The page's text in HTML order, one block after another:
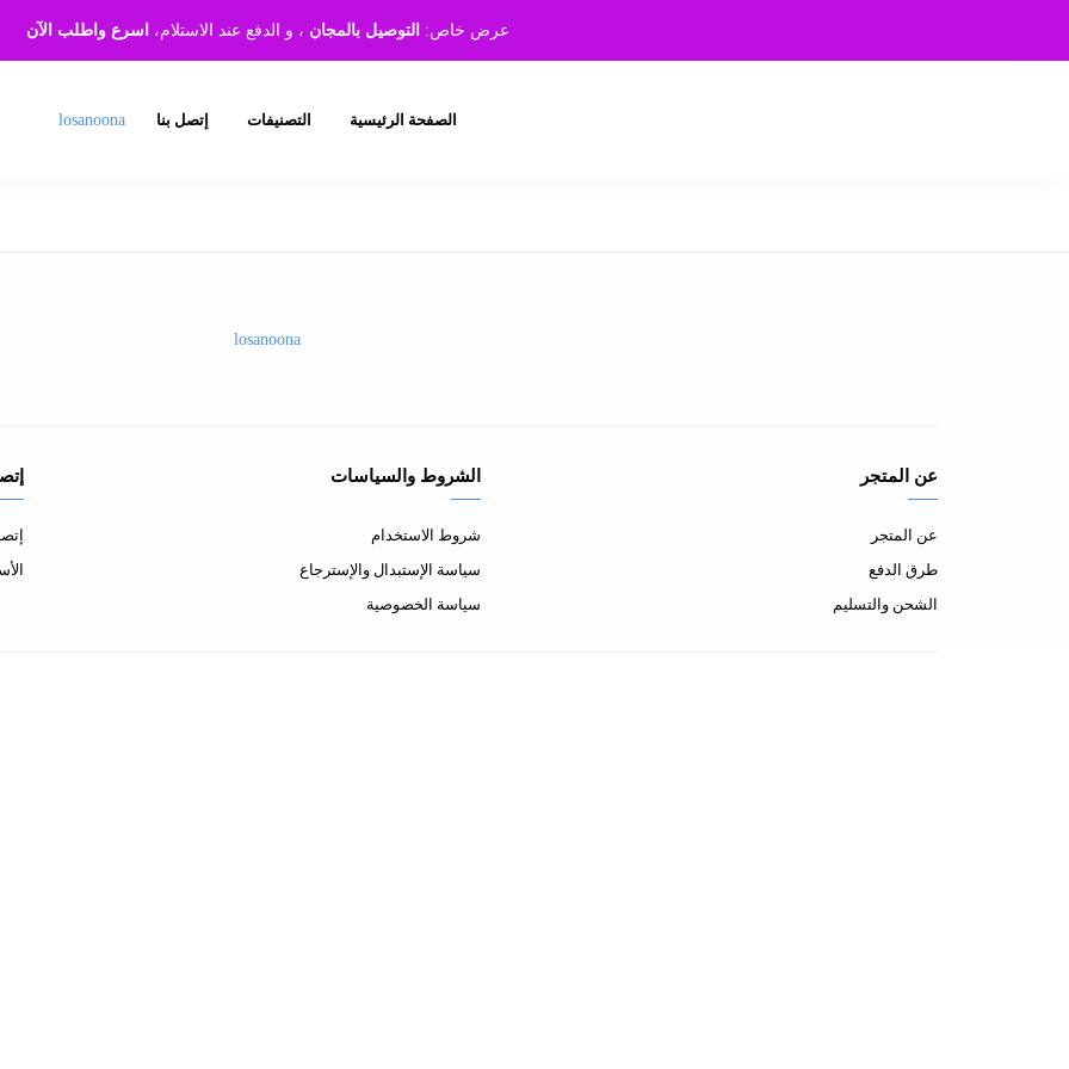
عرض خاص: التوصيل بالمجان ، و الدفع عند الاستلام، اسرع واطلب الآن
الصفحة الرئيسية التصنيفات إتصل بنا losanoona
losanoona
عن المتجر
عن المتجر
طرق الدفع
الشحن والتسليم
الشروط والسياسات
شروط الاستخدام
سياسة الإستبدال والإسترجاع
سياسة الخصوصية